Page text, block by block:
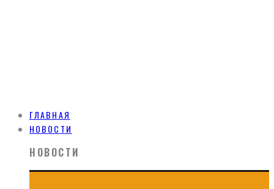
ГЛАВНАЯ
НОВОСТИ
НОВОСТИ